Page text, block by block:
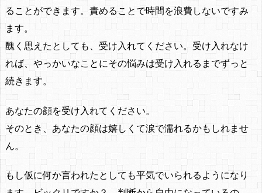
ることができます。責めることで時間を浪費しないですみ
ます。
醜く思えたとしても、受け入れてください。受け入れなけ
れば、やっかいなことにその悩みは受け入れるまでずっと
続きます。
あなたの顔を受け入れてください。
そのとき、あなたの顔は嬉しくて涙で濡れるかもしれませ
ん。
もし仮に何か言われたとしても平気でいられるようになり